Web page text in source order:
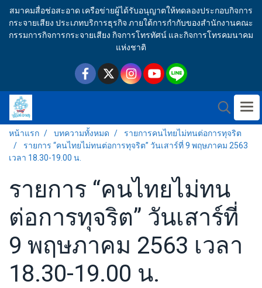
สมาคมสื่อช่อสะอาด เครือข่ายผู้ได้รับอนุญาตให้ทดลองประกอบกิจการ
กระจายเสียง ประเภทบริการธุรกิจ ภายใต้การกำกับของสำนักงานคณะ
กรรมการกิจการกระจายเสียง กิจการโทรทัศน์ และกิจการโทรคมนาคม
แห่งชาติ
หน้าแรก บทความทั้งหมด
รายการคนไทยไม่ทนต่อการทุจริต
รายการ “คนไทยไม่ทนต่อการทุจริต” วันเสาร์ที่ 9 พฤษภาคม 2563
เวลา 18.30-19.00 น.
รายการ “คนไทยไม่ทน
ต่อการทุจริต” วันเสาร์ที่
9 พฤษภาคม 2563 เวลา
18.30-19.00 น.